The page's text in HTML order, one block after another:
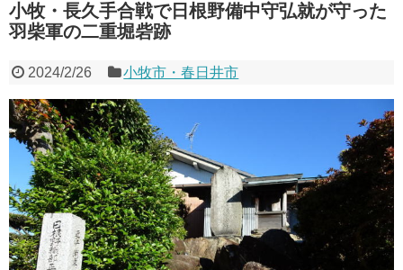
小牧・長久手合戦で日根野備中守弘就が守った
羽柴軍の二重堀砦跡
2024/2/26 小牧市・春日井市